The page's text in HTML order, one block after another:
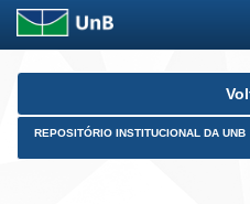
Skip
REPOSITÓRIO INSTITUCIONAL DA UNB